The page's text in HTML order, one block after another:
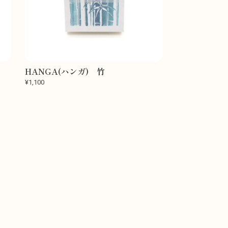
HANGA(ハンガ) 竹
¥1,100